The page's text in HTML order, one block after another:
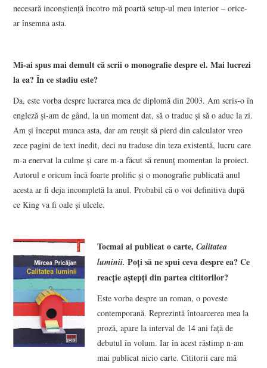
necesară inconștiență încotro mă poartă setup-ul meu interior – orice-
ar însemna asta.
Mi-ai spus mai demult că scrii o monografie despre el. Mai lucrezi
la ea? În ce stadiu este?
Da, este vorba despre lucrarea mea de diplomă din 2003. Am scris-o în
engleză și-am de gând, la un moment dat, să o traduc și să o aduc la zi.
Am și început munca asta, dar am reușit să pierd din calculator vreo
zece pagini de text inedit, deci nu traduse din teza existentă, lucru care
m-a enervat la culme și care m-a făcut să renunț momentan la proiect.
Autorul e oricum încă foarte prolific și o monografie publicată anul
acesta ar fi deja incompletă la anul. Probabil că o voi definitiva după
ce King va fi oale și ulcele.
Tocmai ai publicat o carte,Calitatea
luminii.Poți să ne spui ceva despre ea? Ce
reacție aștepți din partea cititorilor?
Este vorba despre un roman, o poveste
contemporană. Reprezintă întoarcerea mea la
proză, apare la interval de 14 ani față de
debutul în volum. Iar în acest răstimp n-am
mai publicat nicio carte. Cititorii care mă